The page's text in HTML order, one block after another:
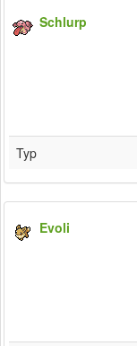
Schlurp
Typ
Evoli